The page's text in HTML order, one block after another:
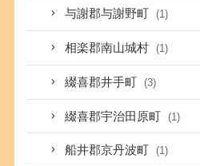
与謝郡与謝野町 (1)
相楽郡南山城村 (1)
綴喜郡井手町 (3)
綴喜郡宇治田原町 (1)
船井郡京丹波町 (1)